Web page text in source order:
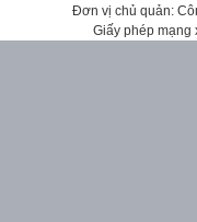
Đơn vị chủ quản:
Giấy phép mạng